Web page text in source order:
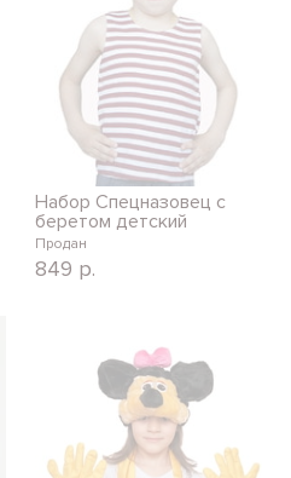
Набор Спецназовец с
беретом детский
Продан
849 р.